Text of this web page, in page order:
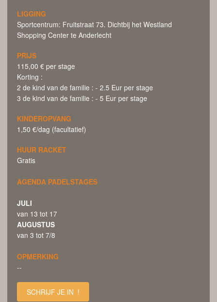
LIGGING
Sportcentrum: Fruitstraat 73. Dichtbij het Westland
Shopping Center te Anderlecht
PRIJS
115,00 € per stage
Korting :
2 de kind van de familie : - 2.5 Eur per stage
3 de kind van de familie : - 5 Eur per stage
KINDEROPVANG
1,50 €/dag (facultatief)
HUUR RACKET
Gratis
AGENDA PADELSTAGES
JULI
van 13 tot 17
AUGUSTUS
van 3 tot 7/8
OPMERKING
--
SCHRIJF JE IN !